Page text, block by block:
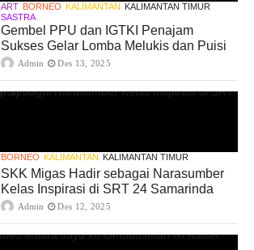
ART BORNEO KALIMANTAN KALIMANTAN TIMUR
SASTRA
Gembel PPU dan IGTKI Penajam
Sukses Gelar Lomba Melukis dan Puisi
Admin Des 13, 2025
BORNEO KALIMANTAN KALIMANTAN TIMUR
SKK Migas Hadir sebagai Narasumber
Kelas Inspirasi di SRT 24 Samarinda
Admin Des 12, 2025